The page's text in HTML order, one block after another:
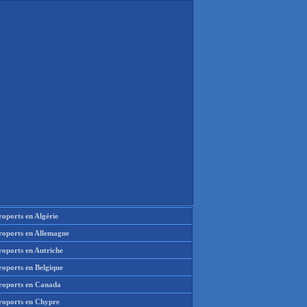
en Algérie
en Allemagne
en Autriche
en Belgique
en Canada
en Chypre